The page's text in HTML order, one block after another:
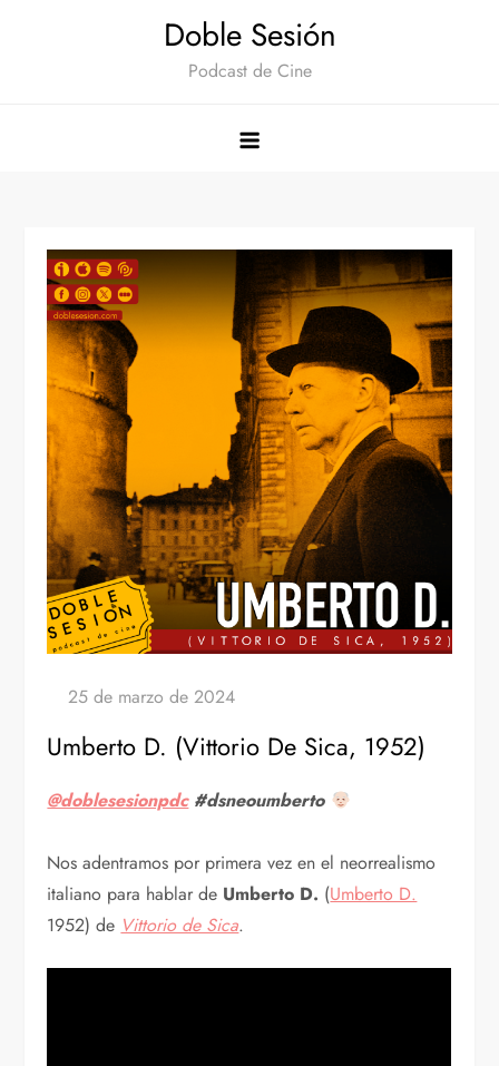
Doble Sesión
Podcast de Cine
Umberto D. (Vittorio De Sica, 1952)
@doblesesionpdc #dsneoumberto
Nos adentramos por primera vez en el neorrealismo
italiano para hablar de Umberto D. (Umberto D.
1952) de Vittorio de Sica.